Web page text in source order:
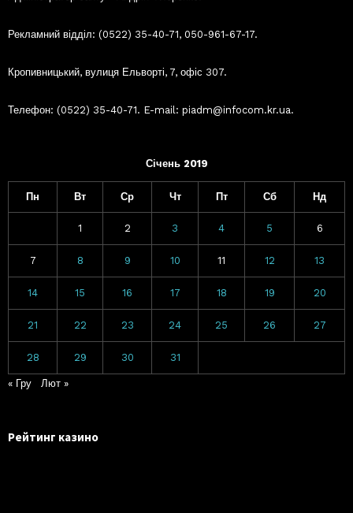
Рекламний відділ: (0522) 35-40-71, 050-961-67-17.
Кропивницький, вулиця Ельворті, 7, офіс 307.
Телефон: (0522) 35-40-71. E-mail: piadm@infocom.kr.ua.
Січень 2019
Пн Вт Ср Чт Пт Сб Нд
1 2 3 4 5 6
7 8 9 10 11 12 13
14 15 16 17 18 19 20
21 22 23 24 25 26 27
28 29 30 31
« Гру Лют »
Рейтинг казино